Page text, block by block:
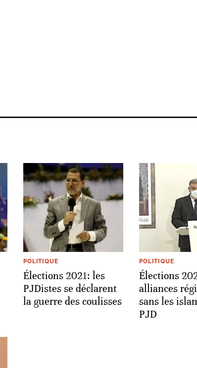
POLITIQUE
Élections 2021: les
PJDistes se déclarent
la guerre des coulisses
POLITIQUE
Élections
alliances
sans les
PJD